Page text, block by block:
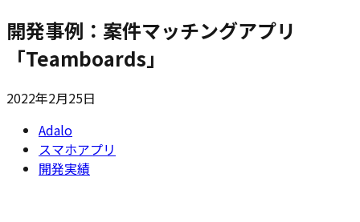
開発事例：案件マッチングアプリ
「Teamboards」
2022年2月25日
Adalo
スマホアプリ
開発実績